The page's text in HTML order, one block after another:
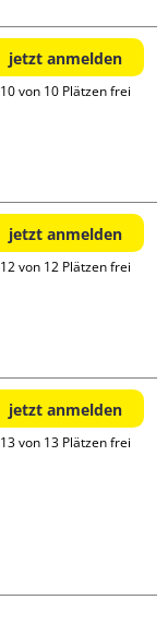
jetzt anmelden
10 von 10 Plätzen frei
jetzt anmelden
12 von 12 Plätzen frei
jetzt anmelden
13 von 13 Plätzen frei